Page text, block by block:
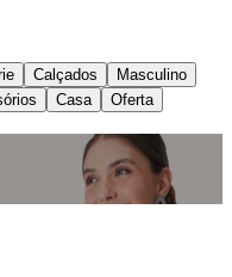
Calçados
Masculino
Casa Oferta